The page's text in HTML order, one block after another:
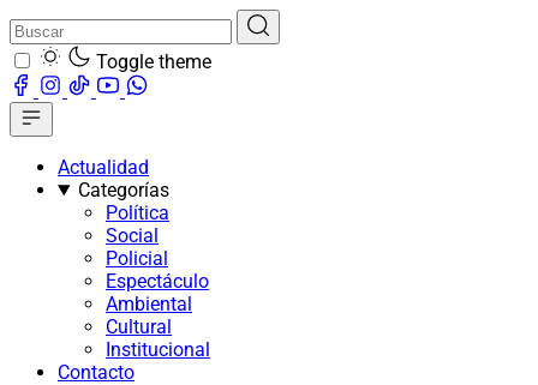
Toggle theme
Actualidad
Categorías
Política
Social
Policial
Espectáculo
Ambiental
Cultural
Institucional
Contacto